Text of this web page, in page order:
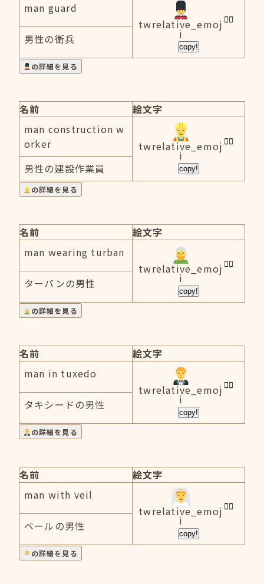
man guard
twrelative_emoj
i
copy!
男性の衛兵
の詳細を見る
名前
絵文字
man construction w
orker
twrelative_emoj
i
copy!
男性の建設作業員
の詳細を見る
名前
絵文字
man wearing turban
twrelative_emoj
i
copy!
ターバンの男性
の詳細を見る
名前
絵文字
man in tuxedo
twrelative_emoj
i
copy!
タキシードの男性
の詳細を見る
名前
絵文字
man with veil
twrelative_emoj
i
copy!
ベールの男性
の詳細を見る